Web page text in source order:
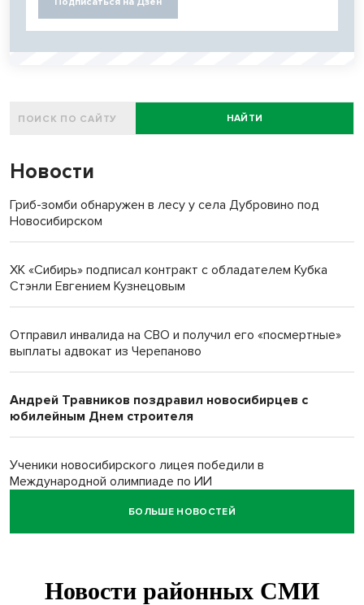
НАЙТИ
Новости
Гриб-зомби обнаружен в лесу у села Дубровино под
Новосибирском
ХК «Сибирь» подписал контракт с обладателем Кубка
Стэнли Евгением Кузнецовым
Отправил инвалида на СВО и получил его «посмертные»
выплаты адвокат из Черепаново
Андрей Травников поздравил новосибирцев с
юбилейным Днем строителя
Ученики новосибирского лицея победили в
Международной олимпиаде по ИИ
Остановку электричек о.п. Радуга Сибири начали строить
Транспортная прокуратура проверит S7 после инцидента
БОЛЬШЕ НОВОСТЕЙ